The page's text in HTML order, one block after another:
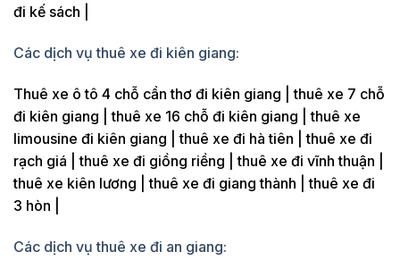
đi kế sách |
Các dịch vụ thuê xe đi kiên giang:
Thuê xe ô tô 4 chỗ cần thơ đi kiên giang | thuê xe 7 chỗ
đi kiên giang | thuê xe 16 chỗ đi kiên giang | thuê xe
limousine đi kiên giang | thuê xe đi hà tiên | thuê xe đi
rạch giá | thuê xe đi giồng riềng | thuê xe đi vĩnh thuận |
thuê xe kiên lương | thuê xe đi giang thành | thuê xe đi
3 hòn |
Các dịch vụ thuê xe đi an giang: